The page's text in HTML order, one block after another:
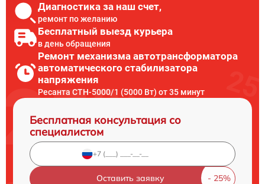
Диагностика за наш счет,
ремонт по желанию
Бесплатный выезд курьера
в день обращения
Ремонт механизма автотрансформатора
автоматического стабилизатора
напряжения
Ресанта СТН-5000/1 (5000 Вт) от 35 минут
Бесплатная консультация со
специалистом
Оставить заявку